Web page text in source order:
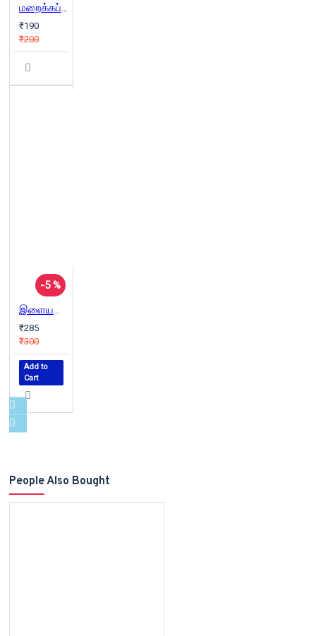
மறைக்கப்பட்ட பறையர் வரலாறு
₹190
₹200
-5 %
இளையபெருமாள் வாழ்க்கை சரித்திரம்
₹285
₹300
Add to
Cart
People Also Bought